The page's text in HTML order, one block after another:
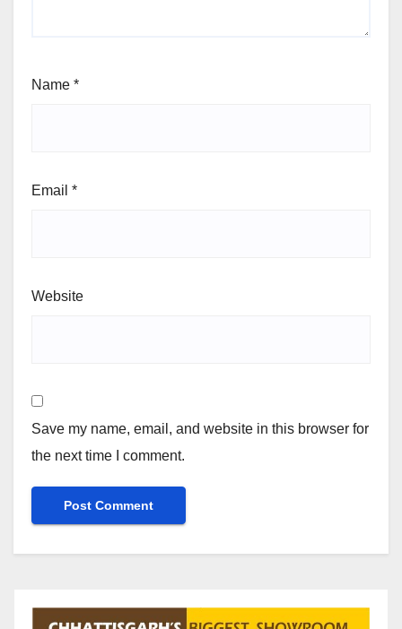
Name *
Email *
Website
Save my name, email, and website in this browser for
the next time I comment.